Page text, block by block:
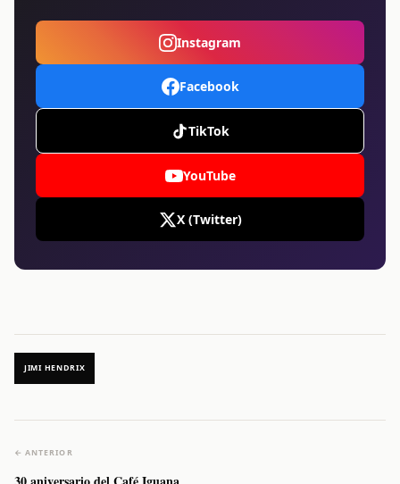
Instagram
Facebook
TikTok
YouTube
X (Twitter)
JIMI HENDRIX
← ANTERIOR